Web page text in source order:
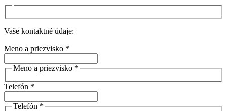
Vaše kontaktné údaje:
Meno a priezvisko *
Meno a priezvisko *
Telefón *
Telefón *